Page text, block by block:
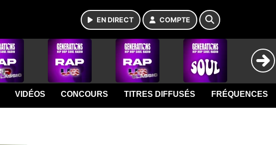
EN DIRECT COMPTE
VIDÉOS CONCOURS TITRES DIFFUSÉS FRÉQUENCES